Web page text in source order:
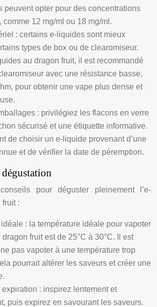
peuvent opter pour des concentrations
comme 12 mg/ml ou 18 mg/ml.
: certains e-liquides sont mieux
types de box ou de clearomiseur.
au dragon fruit, il est recommandé
avec une résistance basse,
pour obtenir une vape plus dense et
: privilégiez les flacons en verre
sécurisé et une étiquette informative.
de choisir un e-liquide provenant d’une
et de vérifier la date de péremption.
pour déguster pleinement l’e-
fruit :
: la température idéale pour vapoter
dragon fruit est de 25°C à 30°C. Il est
pas vapoter à une température trop
pourrait altérer les saveurs et créer une
expiration : inspirez lentement et
puis expirez en savourant les saveurs.